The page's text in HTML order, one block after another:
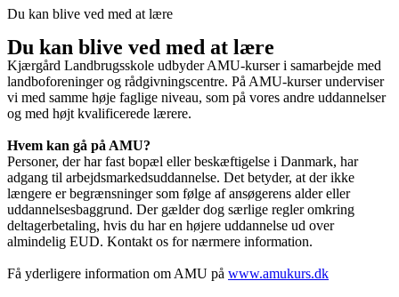
Du kan blive ved med at lære
Du kan blive ved med at lære
Kjærgård Landbrugsskole udbyder AMU-kurser i samarbejde med
landboforeninger og rådgivningscentre. På AMU-kurser underviser
vi med samme høje faglige niveau, som på vores andre uddannelser
og med højt kvalificerede lærere.
Hvem kan gå på AMU?
Personer, der har fast bopæl eller beskæftigelse i Danmark, har
adgang til arbejdsmarkedsuddannelse. Det betyder, at der ikke
længere er begrænsninger som følge af ansøgerens alder eller
uddannelsesbaggrund. Der gælder dog særlige regler omkring
deltagerbetaling, hvis du har en højere uddannelse ud over
almindelig EUD. Kontakt os for nærmere information.
Få yderligere information om AMU på www.amukurs.dk